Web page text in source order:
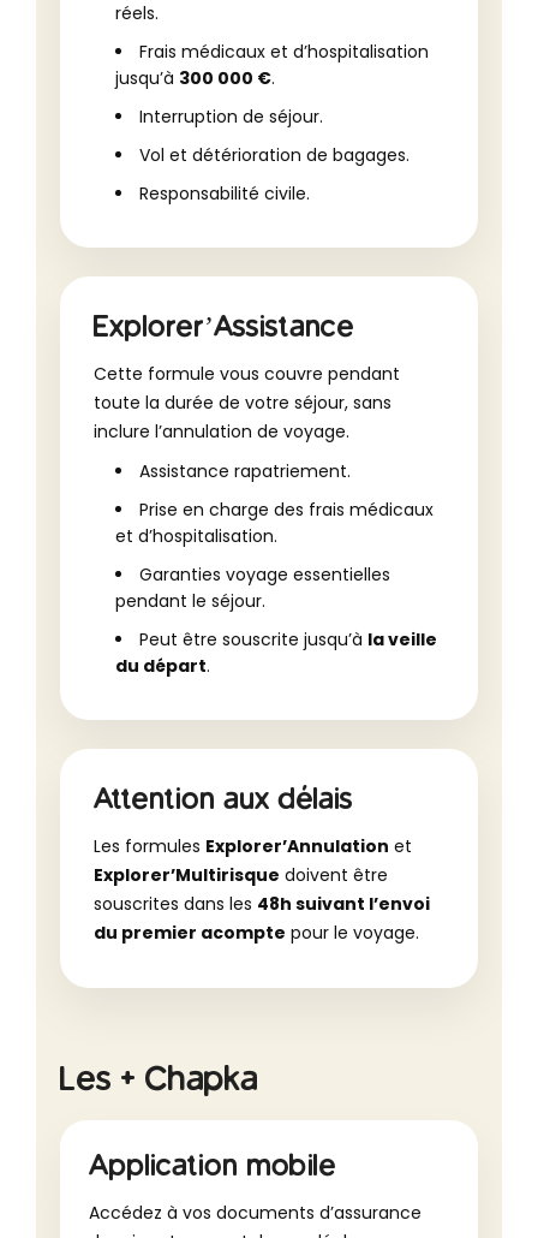
réels.
Frais médicaux et d’hospitalisation
jusqu’à 300 000 €.
Interruption de séjour.
Vol et détérioration de bagages.
Responsabilité civile.
Explorer’Assistance
Cette formule vous couvre pendant
toute la durée de votre séjour, sans
inclure l’annulation de voyage.
Assistance rapatriement.
Prise en charge des frais médicaux
et d’hospitalisation.
Garanties voyage essentielles
pendant le séjour.
Peut être souscrite jusqu’à la veille
du départ.
Attention aux délais
Les formules Explorer’Annulation et
Explorer’Multirisque doivent être
souscrites dans les 48h suivant l’envoi
du premier acompte pour le voyage.
Les + Chapka
Application mobile
Accédez à vos documents d’assurance